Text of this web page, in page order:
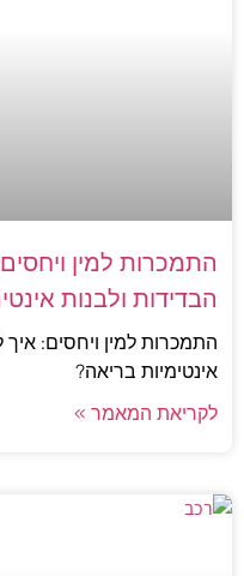
התמכרות למין
הבדידות ולבנות
התמכרות למין ויחסים:
אינטימיות בריאה?
לקריאת המאמר »